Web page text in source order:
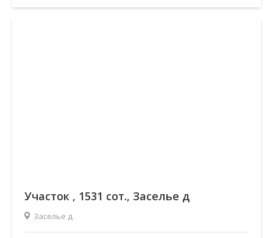
Этаж:
—/—
Участок , 1531 сот., Заселье д
Заселье д